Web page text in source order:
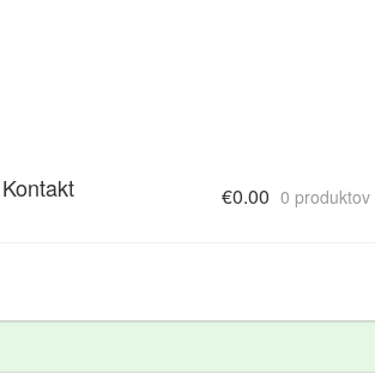
Kontakt €0.00 0 produktov